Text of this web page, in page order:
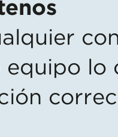
equipo lo